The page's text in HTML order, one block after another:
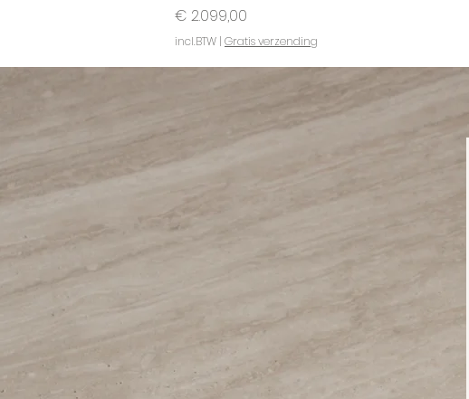
Prijs
€ 2.099,00
incl.BTW | Gratis verzending